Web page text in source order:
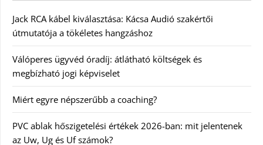
Jack RCA kábel kiválasztása: Kácsa Audió szakértői
útmutatója a tökéletes hangzáshoz
Válóperes ügyvéd óradíj: átlátható költségek és
megbízható jogi képviselet
Miért egyre népszerűbb a coaching?
PVC ablak hőszigetelési értékek 2026-ban: mit jelentenek
az Uw, Ug és Uf számok?